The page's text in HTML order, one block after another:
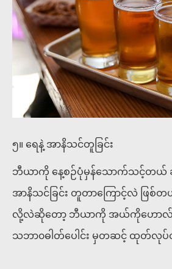
၅။ ရေနဲ့ အာနိသင်တူခြင်း
ဘီယာကို နေ့စဉ်ပုံမှန်သောက်သင့်တယ်
အာနိသင်ခြင်း တူတာကြောင့်လဲ ဖြ
လို့လဲဆိုတော့ ဘီယာကို အယ်ကိုဟောလ်
သဘာ၀ဓါတ်ပေါင်း မှတဆင့် ထုတ်လုပ်